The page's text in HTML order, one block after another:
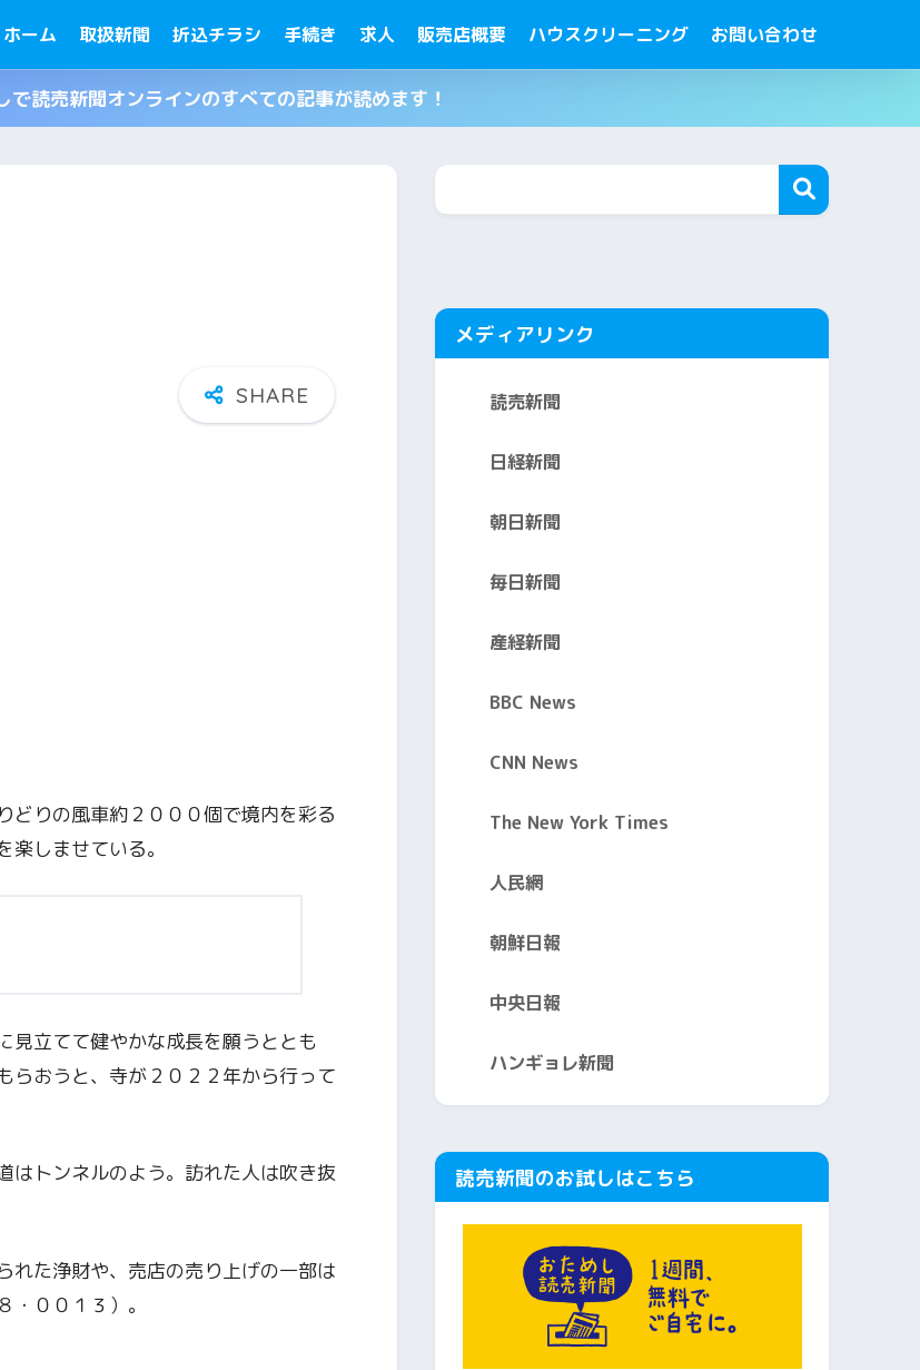
ホーム 取扱新聞 折込チラシ 手続き 求人 販売店概要 ハウスクリーニング お問い合わせ
で読売新聞オンラインのすべての記事が読めます！
りの風車約２０００個で境内を彩る
楽しませている。
立てて健やかな成長を願うととも
らおうと、寺が２０２２年から行って
トンネルのよう。訪れた人は吹き抜
た浄財や、売店の売り上げの一部は
００１３）。
メディアリンク
読売新聞
日経新聞
朝日新聞
毎日新聞
産経新聞
BBC News
CNN News
The New York Times
人民網
朝鮮日報
中央日報
ハンギョレ新聞
読売新聞のお試しはこちら